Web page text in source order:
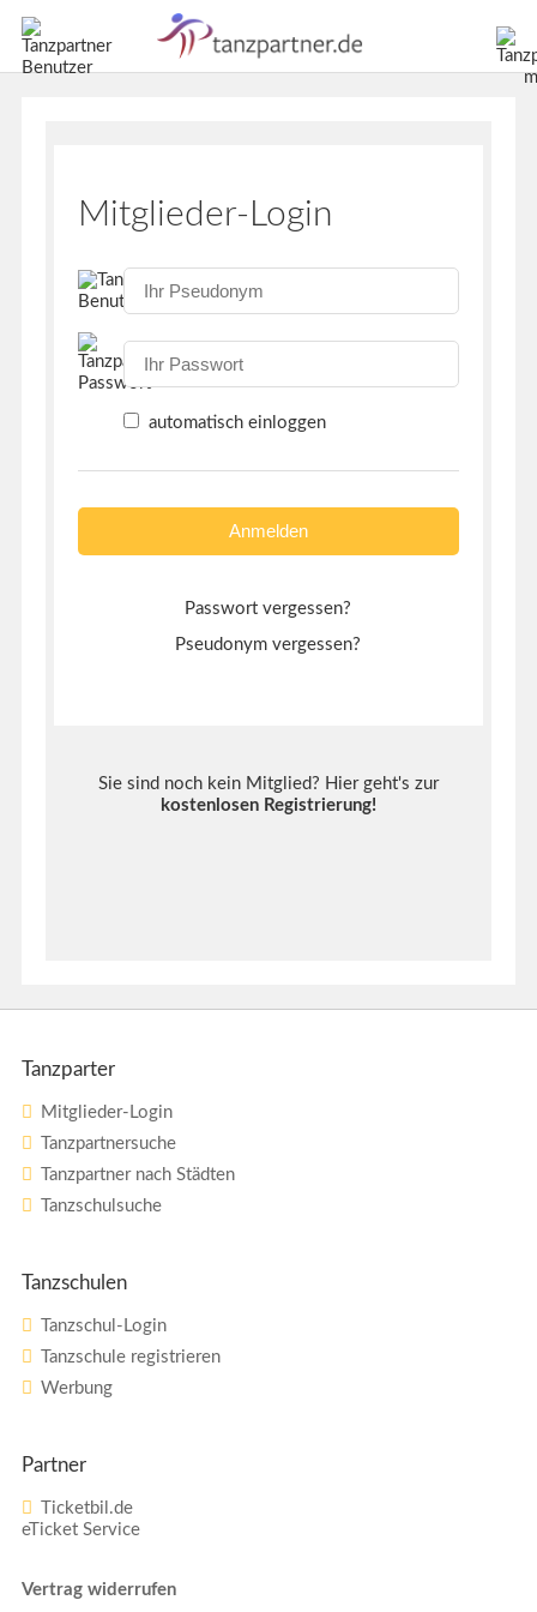
Mitglieder-Login
automatisch einloggen
Passwort vergessen?
Pseudonym vergessen?
Sie sind noch kein Mitglied? Hier geht's zur
kostenlosen Registrierung!
Tanzparter
Mitglieder-Login
Tanzpartnersuche
Tanzpartner nach Städten
Tanzschulsuche
Tanzschulen
Tanzschul-Login
Tanzschule registrieren
Werbung
Partner
Ticketbil.de
eTicket Service
Vertrag widerrufen